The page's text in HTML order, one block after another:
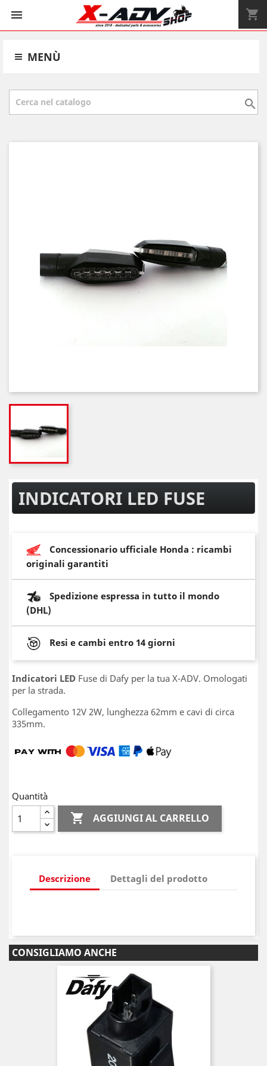
 shopping_cart
MENÙ

INDICATORI LED FUSE
Concessionario ufficiale Honda : ricambi
originali garantiti
Spedizione espressa in tutto il mondo
(DHL)
Resi e cambi entro 14 giorni
Indicatori LED Fuse di Dafy per la tua X-ADV. Omologati
per la strada.
Collegamento 12V 2W, lunghezza 62mm e cavi di circa
335mm.
Quantità
 AGGIUNGI AL CARRELLO
Descrizione Dettagli del prodotto
CONSIGLIAMO ANCHE